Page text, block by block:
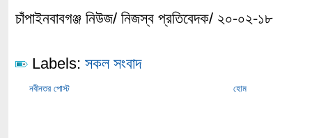
চাঁপাইনবাবগঞ্জ নিউজ/ নিজস্ব প্রতিবেদক/ ২০-০২-১৮
Labels: সকল সংবাদ
নবীনতর পোস্ট হোম